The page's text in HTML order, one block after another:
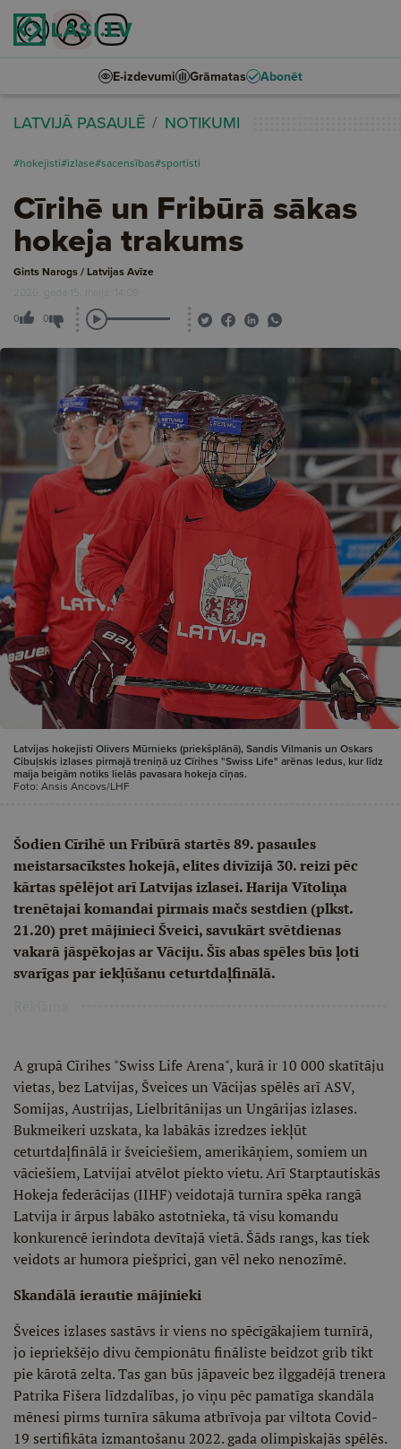
E-izdevumi Grāmatas Abonēt
LATVIJĀ PASAULĒ NOTIKUMI
#hokejisti#izlase#sacensības#sportisti
Cīrihē un Fribūrā sākas
hokeja trakums
Gints Narogs / Latvijas Avīze
2026. gada 15. maijs, 14:09
0 0
Latvijas hokejisti Olivers Mūrnieks (priekšplānā), Sandis Vilmanis un Oskars
Cibuļskis izlases pirmajā treniņā uz Cīrihes "Swiss Life" arēnas ledus, kur līdz
maija beigām notiks lielās pavasara hokeja cīņas.
Foto: Ansis Ancovs/LHF
Šodien Cīrihē un Fribūrā startēs 89. pasaules
meistarsacīkstes hokejā, elites divīzijā 30. reizi pēc
kārtas spēlējot arī Latvijas izlasei. Harija Vītoliņa
trenētajai komandai pirmais mačs sestdien (plkst.
21.20) pret mājinieci Šveici, savukārt svētdienas
vakarā jāspēkojas ar Vāciju. Šīs abas spēles būs ļoti
svarīgas par iekļūšanu ceturtdaļfinālā.
A grupā Cīrihes "Swiss Life Arena", kurā ir 10 000 skatītāju
vietas, bez Latvijas, Šveices un Vācijas spēlēs arī ASV,
Somijas, Austrijas, Lielbritānijas un Ungārijas izlases.
Bukmeikeri uzskata, ka labākās izredzes iekļūt
ceturtdaļfinālā ir šveiciešiem, amerikāņiem, somiem un
vāciešiem, Latvijai atvēlot piekto vietu. Arī Starptautiskās
Hokeja federācijas (IIHF) veidotajā turnīra spēka rangā
Latvija ir ārpus labāko astotnieka, tā visu komandu
konkurencē ierindota devītajā vietā. Šāds rangs, kas tiek
veidots ar humora piešprici, gan vēl neko nenozīmē.
Skandālā ierautie mājinieki
Šveices izlases sastāvs ir viens no spēcīgākajiem turnīrā,
jo iepriekšējo divu čempionātu fināliste beidzot grib tikt
pie kārotā zelta. Tas gan būs jāpaveic bez ilggadējā trenera
Patrika Fišera līdzdalības, jo viņu pēc pamatīga skandāla
mēnesi pirms turnīra sākuma atbrīvoja par viltota Covid-
19 sertifikāta izmantošanu 2022. gada olimpiskajās spēlēs.